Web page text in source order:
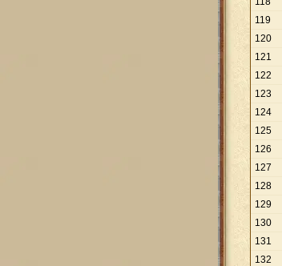
119
120
121
122
123
124
125
126
127
128
129
130
131
132